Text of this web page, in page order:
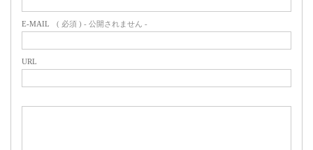
E-MAIL ( 必須 ) - 公開されません -
URL